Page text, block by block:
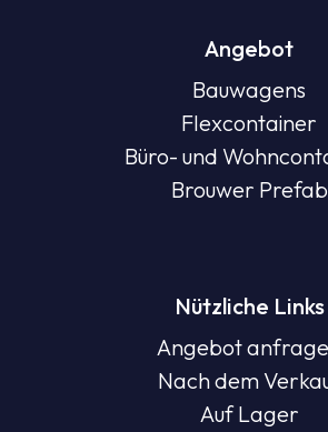
Angebot
Bauwagens
Flexcontainer
Büro- und
Brouwer Prefab
Nützliche Links
Angebot
Nach dem
Auf Lager